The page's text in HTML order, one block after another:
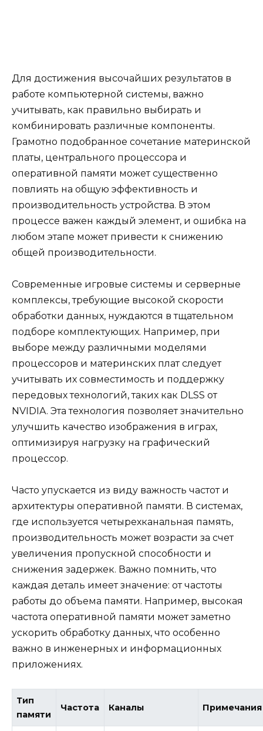
Для достижения высочайших результатов в
работе компьютерной системы, важно
учитывать, как правильно выбирать и
комбинировать различные компоненты.
Грамотно подобранное сочетание материнской
платы, центрального процессора и
оперативной памяти может существенно
повлиять на общую эффективность и
производительность устройства. В этом
процессе важен каждый элемент, и ошибка на
любом этапе может привести к снижению
общей производительности.
Современные игровые системы и серверные
комплексы, требующие высокой скорости
обработки данных, нуждаются в тщательном
подборе комплектующих. Например, при
выборе между различными моделями
процессоров и материнских плат следует
учитывать их совместимость и поддержку
передовых технологий, таких как DLSS от
NVIDIA. Эта технология позволяет значительно
улучшить качество изображения в играх,
оптимизируя нагрузку на графический
процессор.
Часто упускается из виду важность частот и
архитектуры оперативной памяти. В системах,
где используется четырехканальная память,
производительность может возрасти за счет
увеличения пропускной способности и
снижения задержек. Важно помнить, что
каждая деталь имеет значение: от частоты
работы до объема памяти. Например, высокая
частота оперативной памяти может заметно
ускорить обработку данных, что особенно
важно в инженерных и информационных
приложениях.
Тип
памяти
Частота Каналы Примечания